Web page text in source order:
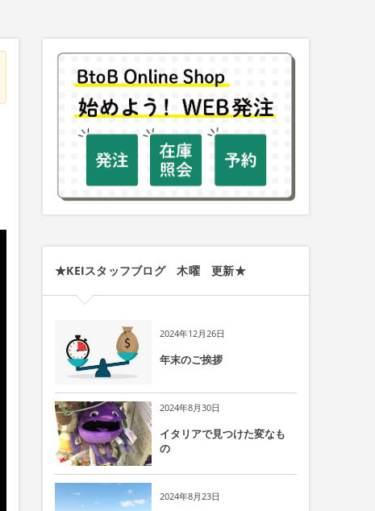
★KEIスタッフブログ 木曜 更新★
2024年12月26日
年末のご挨拶
2024年8月30日
イタリアで見つけた変なも
の
2024年8月23日